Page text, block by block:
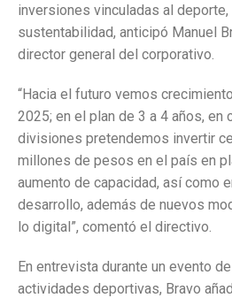
inversiones vinculadas al deporte,
sustentabilidad, anticipó Manuel
director general del corporativo.
“Hacia el futuro vemos
2025; en el plan de 3 a 4 años, en
divisiones pretendemos invertir
millones de pesos en el país en
aumento de capacidad, así como
desarrollo, además de nuevos
lo digital”, comentó el directivo.
En entrevista durante un evento
actividades deportivas, Bravo